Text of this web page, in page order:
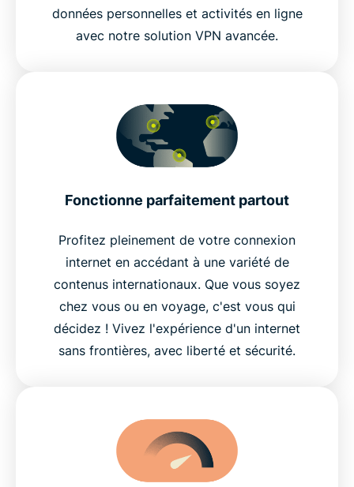
données personnelles et activités en ligne
avec notre solution VPN avancée.
Fonctionne parfaitement partout
Profitez pleinement de votre connexion
internet en accédant à une variété de
contenus internationaux. Que vous soyez
chez vous ou en voyage, c'est vous qui
décidez ! Vivez l'expérience d'un internet
sans frontières, avec liberté et sécurité.